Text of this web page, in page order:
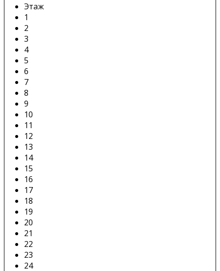
Этаж
1
2
3
4
5
6
7
8
9
10
11
12
13
14
15
16
17
18
19
20
21
22
23
24